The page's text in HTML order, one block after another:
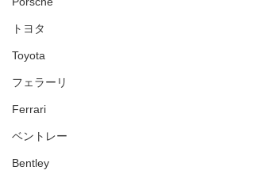
トヨタ
Toyota
フェラーリ
Ferrari
ベントレー
Bentley